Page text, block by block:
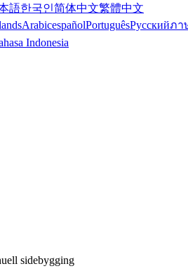
語한국인简体中文繁體中文
ArabicespañolPortuguêsРусскийภา
Indonesia
sidebygging